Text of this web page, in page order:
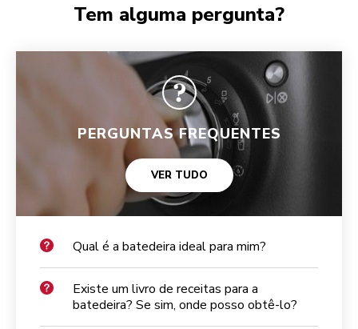
Tem alguma pergunta?
PERGUNTAS FREQUENTES
VER TUDO
Qual é a batedeira ideal para mim?
Existe um livro de receitas para a
batedeira? Se sim, onde posso obtê-lo?